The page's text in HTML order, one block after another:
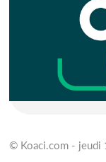
© Koaci.com -